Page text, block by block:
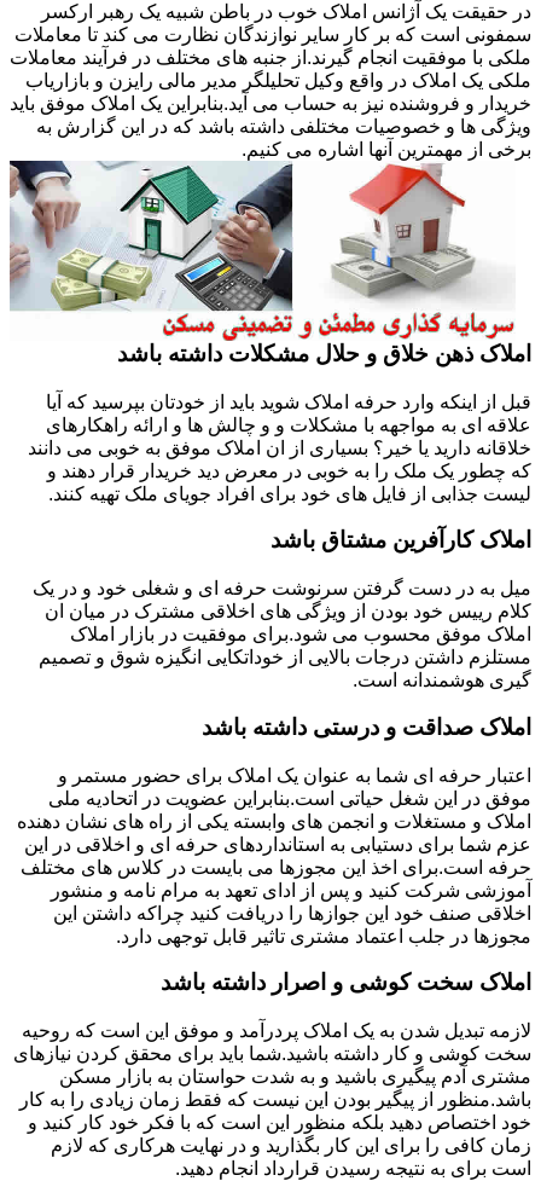
در حقیقت یک آژانس املاک خوب در باطن شبیه یک رهبر ارکسر
سمفونی است که بر کار سایر نوازندگان نظارت می کند تا معاملات
ملکی با موفقیت انجام گیرند.از جنبه های مختلف در فرآیند معاملات
ملکی یک املاک در واقع وکیل تحلیلگر مدیر مالی رایزن و بازاریاب
خریدار و فروشنده نیز به حساب می آید.بنابراین یک املاک موفق باید
ویژگی ها و خصوصیات مختلفی داشته باشد که در این گزارش به
برخی از مهمترین آنها اشاره می کنیم.
املاک ذهن خلاق و حلال مشکلات داشته باشد
قبل از اینکه وارد حرفه املاک شوید باید از خودتان بپرسید که آیا
علاقه ای به مواجهه با مشکلات و و چالش ها و ارائه راهکارهای
خلاقانه دارید یا خیر؟ بسیاری از ان املاک موفق به خوبی می دانند
که چطور یک ملک را به خوبی در معرض دید خریدار قرار دهند و
لیست جذابی از فایل های خود برای افراد جویای ملک تهیه کنند.
املاک کارآفرین مشتاق باشد
میل به در دست گرفتن سرنوشت حرفه ای و شغلی خود و در یک
کلام رییس خود بودن از ویژگی های اخلاقی مشترک در میان ان
املاک موفق محسوب می شود.برای موفقیت در بازار املاک
مستلزم داشتن درجات بالایی از خوداتکایی انگیزه شوق و تصمیم
گیری هوشمندانه است.
املاک صداقت و درستی داشته باشد
اعتبار حرفه ای شما به عنوان یک املاک برای حضور مستمر و
موفق در این شغل حیاتی است.بنابراین عضویت در اتحادیه ملی
املاک و مستغلات و انجمن های وابسته یکی از راه های نشان دهنده
عزم شما برای دستیابی به استانداردهای حرفه ای و اخلاقی در این
حرفه است.برای اخذ این مجوزها می بایست در کلاس های مختلف
آموزشی شرکت کنید و پس از ادای تعهد به مرام نامه و منشور
اخلاقی صنف خود این جوازها را دریافت کنید چراکه داشتن این
مجوزها در جلب اعتماد مشتری تاثیر قابل توجهی دارد.
املاک سخت کوشی و اصرار داشته باشد
لازمه تبدیل شدن به یک املاک پردرآمد و موفق این است که روحیه
سخت کوشی و کار داشته باشید.شما باید برای محقق کردن نیازهای
مشتری آدم پیگیری باشید و به شدت حواستان به بازار مسکن
باشد.منظور از پیگیر بودن این نیست که فقط زمان زیادی را به کار
خود اختصاص دهید بلکه منظور این است که با فکر خود کار کنید و
زمان کافی را برای این کار بگذارید و در نهایت هرکاری که لازم
است برای به نتیجه رسیدن قرارداد انجام دهید.